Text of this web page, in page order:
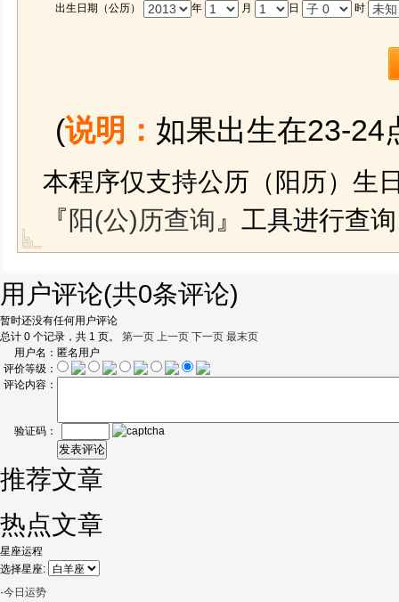
出生日期（公历） 年 月 日 时
(说明： 如果出生在23-24
本程序仅支持公历（阳历）生
『阳(公)历查询 』工具进行查
用户评论(共0条评论)
暂时还没有任何用户评论
总计 0 个记录，共 1 页。 第一页 上一页 下一页 最末页
用户名： 匿名用户
评价等级：
评论内容：
验证码：
推荐文章
热点文章
星座运程
选择星座:
·今日运势